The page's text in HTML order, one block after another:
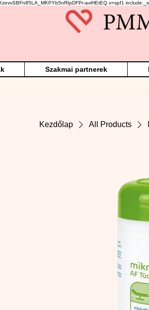
aviHEtEQ v=spf1
Szakmai partnerek
Kezdőlap All Products